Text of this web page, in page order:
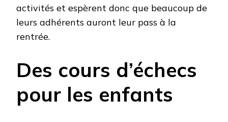
activités et espèrent donc que beaucoup de
leurs adhérents auront leur pass à la
rentrée.
Des cours d’échecs
pour les enfants